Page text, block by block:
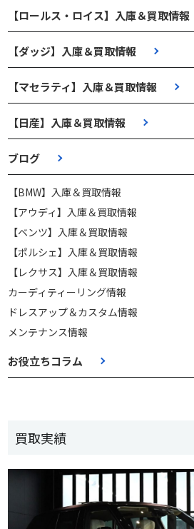
【ロールス・ロイス】入庫＆買取情報
【ダッジ】入庫＆買取情報
【マセラティ】入庫＆買取情報
【日産】入庫＆買取情報
ブログ
【BMW】入庫＆買取情報
【アウディ】入庫＆買取情報
【ベンツ】入庫＆買取情報
【ポルシェ】入庫＆買取情報
【レクサス】入庫＆買取情報
カーディティーリング情報
ドレスアップ＆カスタム情報
メンテナンス情報
お役立ちコラム
買取実績